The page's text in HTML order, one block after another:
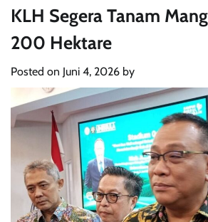
KLH Segera Tanam
200 Hektare
Posted on Juni 4, 2026 by